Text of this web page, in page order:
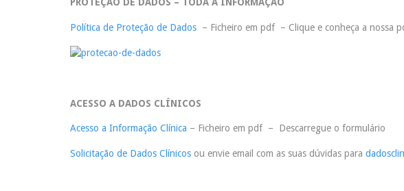
PROTEÇÃO DE DADOS – TODA A INFORMAÇÃO
Política de Proteção de Dados – Ficheiro em pdf – Clique e conheça a nossa
ACESSO A DADOS CLÍNICOS
Acesso a Informação Clínica – Ficheiro em pdf – Descarregue o formulário
Solicitação de Dados Clínicos ou envie email com as suas dúvidas para